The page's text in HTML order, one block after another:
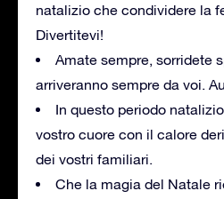
natalizio che condividere la
Divertitevi!
Amate sempre, sorridete
arriveranno sempre da voi.
In questo periodo
vostro cuore con il calore
dei vostri familiari.
Che la magia del Natale